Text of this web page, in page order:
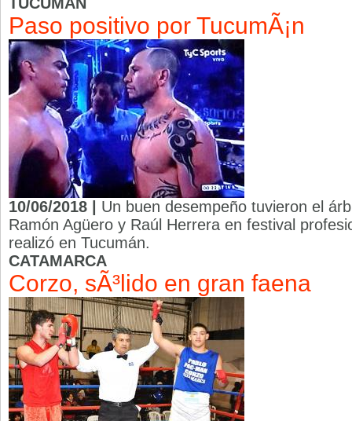
Paso positivo por TucumÃ¡n
10/06/2018 | Un buen desempeño tuvieron el
Ramón Agüero y Raúl Herrera en festival
realizó en Tucumán.
CATAMARCA
Corzo, sÃ³lido en gran faena